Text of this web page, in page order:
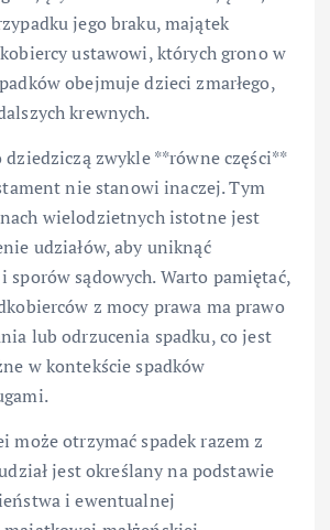
jego braku, majątek
ustawowi, których grono w
obejmuje dzieci zmarłego,
krewnych.
dziedziczą zwykle **równe części**
nie stanowi inaczej. Tym
wielodzietnych istotne jest
udziałów, aby uniknąć
sądowych. Warto pamiętać,
z mocy prawa ma prawo
lub odrzucenia spadku, co jest
w kontekście spadków
może otrzymać spadek razem z
jest określany na podstawie
i ewentualnej